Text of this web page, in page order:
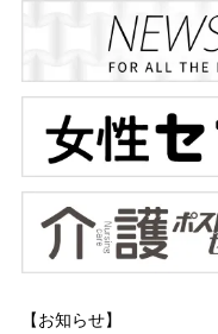
【お知らせ】